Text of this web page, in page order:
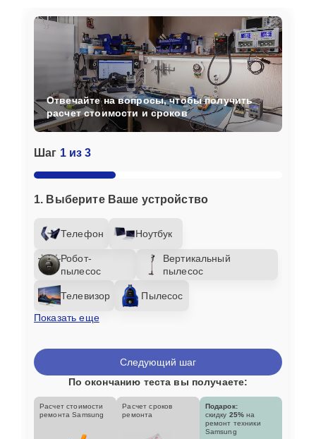
Шаг 1 из 3
1. Выберите Ваше устройство
Телефон Ноутбук
Робот-
пылесос
Вертикальный
пылесос
Телевизор
Пылесос
Показать еще
Отвечайте на вопросы, чтобы получить
расчет стоимости и сроков
Следующий шаг
По окончанию теста вы получаете:
Расчет стоимости
ремонта Samsung
Расчет сроков
ремонта
Подарок:
скидку 25% на
ремонт техники
Samsung